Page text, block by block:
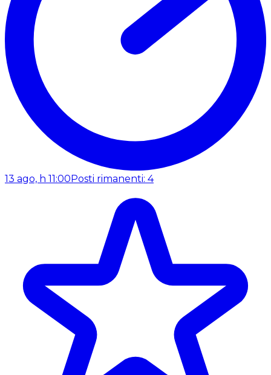
13 ago, h 11:00Posti rimanenti: 4